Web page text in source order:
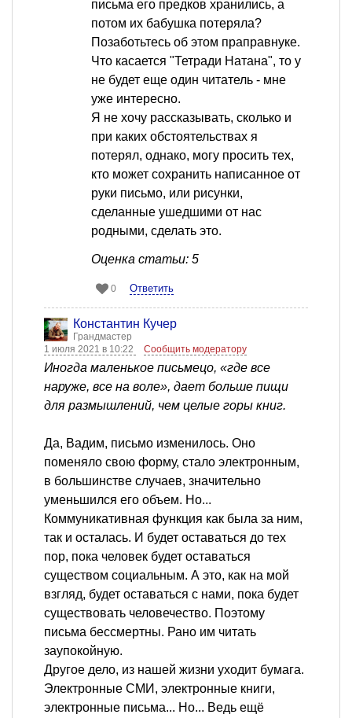
письма его предков хранились, а
потом их бабушка потеряла?
Позаботьтесь об этом праправнуке.
Что касается "Тетради Натана", то у
не будет еще один читатель - мне
уже интересно.
Я не хочу рассказывать, сколько и
при каких обстоятельствах я
потерял, однако, могу просить тех,
кто может сохранить написанное от
руки письмо, или рисунки,
сделанные ушедшими от нас
родными, сделать это.
Оценка статьи: 5
0 Ответить
Константин Кучер
Грандмастер
1 июля 2021 в 10:22
Сообщить модератору
Иногда маленькое письмецо, «где все
наруже, все на воле», дает больше пищи
для размышлений, чем целые горы книг.
Да, Вадим, письмо изменилось. Оно
поменяло свою форму, стало электронным,
в большинстве случаев, значительно
уменьшился его объем. Но...
Коммуникативная функция как была за ним,
так и осталась. И будет оставаться до тех
пор, пока человек будет оставаться
существом социальным. А это, как на мой
взгляд, будет оставаться с нами, пока будет
существовать человечество. Поэтому
письма бессмертны. Рано им читать
заупокойную.
Другое дело, из нашей жизни уходит бумага.
Электронные СМИ, электронные книги,
электронные письма... Но... Ведь ещё